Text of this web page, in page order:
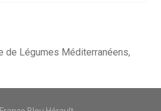
de Légumes Méditerranéens,